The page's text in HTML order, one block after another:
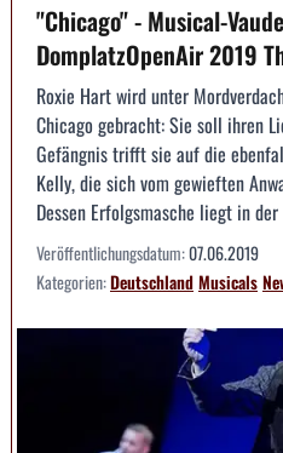
"Chicago" - Musical-
DomplatzOpenAir 2019
Roxie Hart wird unter
Chicago gebracht: Sie soll ihren
Gefängnis trifft sie auf die
Kelly, die sich vom gewieften
Dessen Erfolgsmasche liegt in
Veröffentlichungsdatum:07.06.2019
Kategorien:DeutschlandMusicals